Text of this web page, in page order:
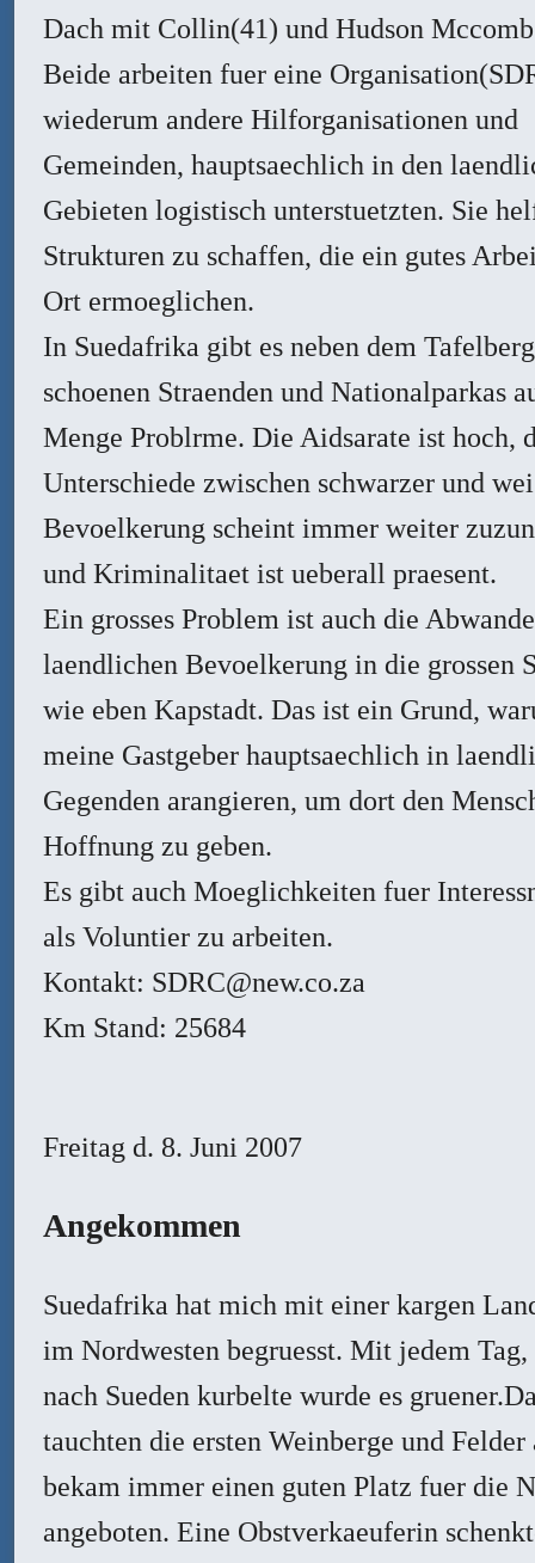
Dach mit Collin(41) und Hudson
Beide arbeiten fuer eine
wiederum andere Hilforganisationen und
Gemeinden, hauptsaechlich in den
Gebieten logistisch unterstuetzten. Sie
Strukturen zu schaffen, die ein gutes
Ort ermoeglichen.
In Suedafrika gibt es neben dem
schoenen Straenden und Nationalparkas
Menge Problrme. Die Aidsarate ist hoch,
Unterschiede zwischen schwarzer und
Bevoelkerung scheint immer weiter
und Kriminalitaet ist ueberall praesent.
Ein grosses Problem ist auch die
laendlichen Bevoelkerung in die grossen
wie eben Kapstadt. Das ist ein Grund,
meine Gastgeber hauptsaechlich in
Gegenden arangieren, um dort den
Hoffnung zu geben.
Es gibt auch Moeglichkeiten fuer
als Voluntier zu arbeiten.
Kontakt: SDRC@new.co.za
Km Stand: 25684
Freitag d. 8. Juni 2007
Angekommen
Suedafrika hat mich mit einer kargen
im Nordwesten begruesst. Mit jedem
nach Sueden kurbelte wurde es
tauchten die ersten Weinberge und
bekam immer einen guten Platz fuer die
angeboten. Eine Obstverkaeuferin